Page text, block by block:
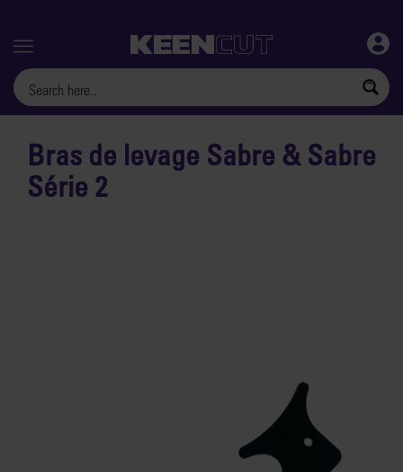
Menu
Bras de levage Sabre & Sabre
Série 2